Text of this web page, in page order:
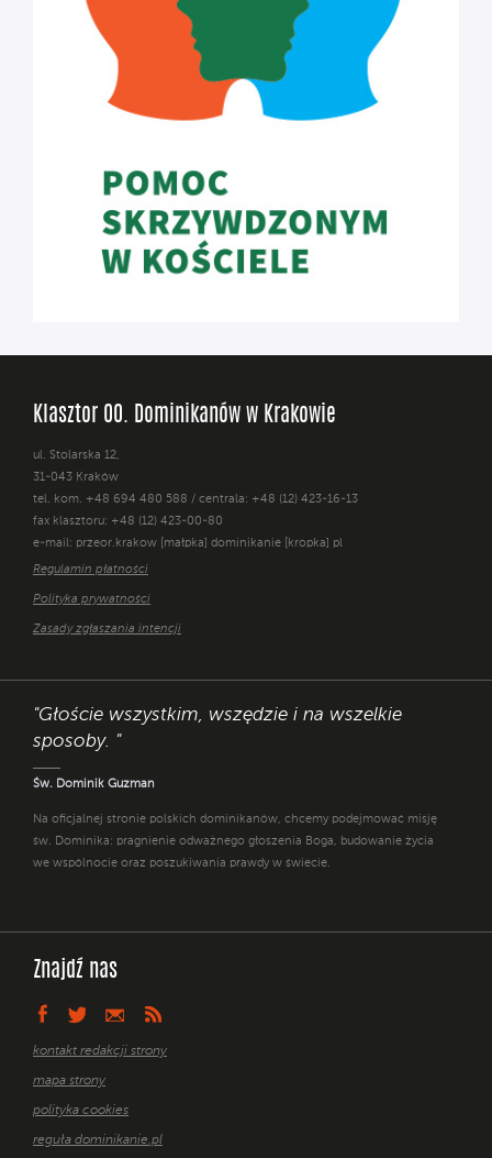
Klasztor OO. Dominikanów w Krakowie
ul. Stolarska 12,
31-043 Kraków
tel. kom. +48 694 480 588 / centrala: +48 (12) 423-16-13
fax klasztoru: +48 (12) 423-00-80
e-mail: przeor.krakow [małpka] dominikanie [kropka] pl
Regulamin płatności
Polityka prywatności
Zasady zgłaszania intencji
"Głoście wszystkim, wszędzie i na wszelkie
sposoby. "
Św. Dominik Guzman
Na oficjalnej stronie polskich dominikanów, chcemy podejmować misję
św. Dominika: pragnienie odważnego głoszenia Boga, budowanie życia
we wspólnocie oraz poszukiwania prawdy w świecie.
Znajdź nas
kontakt redakcji strony
mapa strony
polityka cookies
reguła dominikanie.pl